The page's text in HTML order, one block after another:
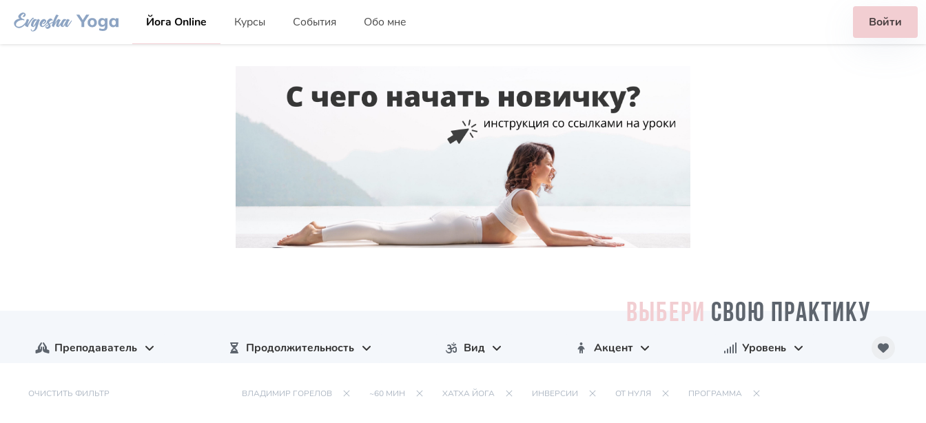
Йога Online Курсы События Обо мне Войти
ВЫБЕРИ СВОЮ ПРАКТИКУ
Преподаватель Продолжительность Вид Акцент Уровень
ОЧИСТИТЬ ФИЛЬТР ВЛАДИМИР ГОРЕЛОВ ~60 МИН ХАТХА ЙОГА ИНВЕРСИИ ОТ НУЛЯ ПРОГРАММА